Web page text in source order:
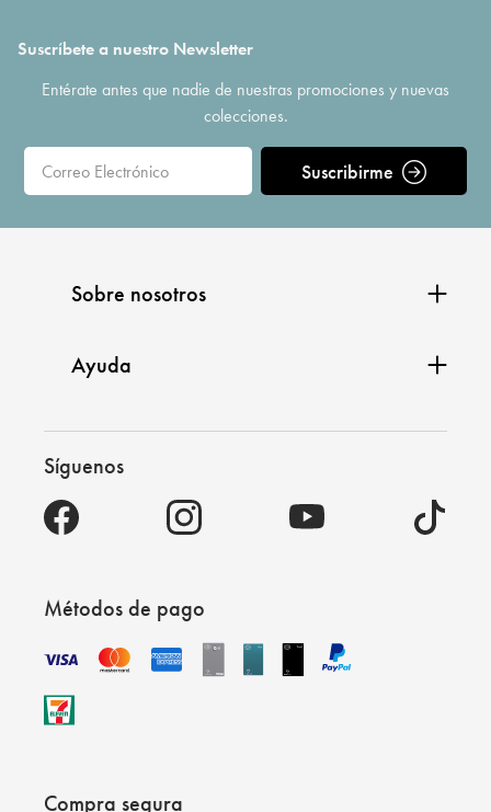
Suscríbete a nuestro Newsletter
Entérate antes que nadie de nuestras promociones y nuevas
colecciones.
Suscribirme
Sobre nosotros
Ayuda
Síguenos
Métodos de pago
Compra segura